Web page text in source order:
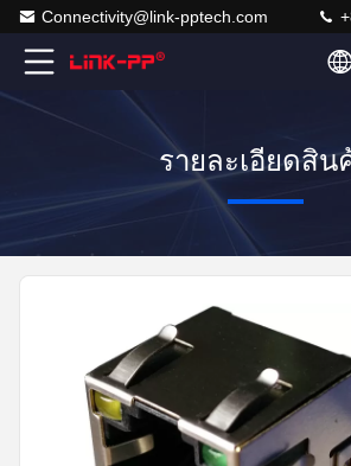
Connectivity@link-pptech.com
รายละเอียดสิน